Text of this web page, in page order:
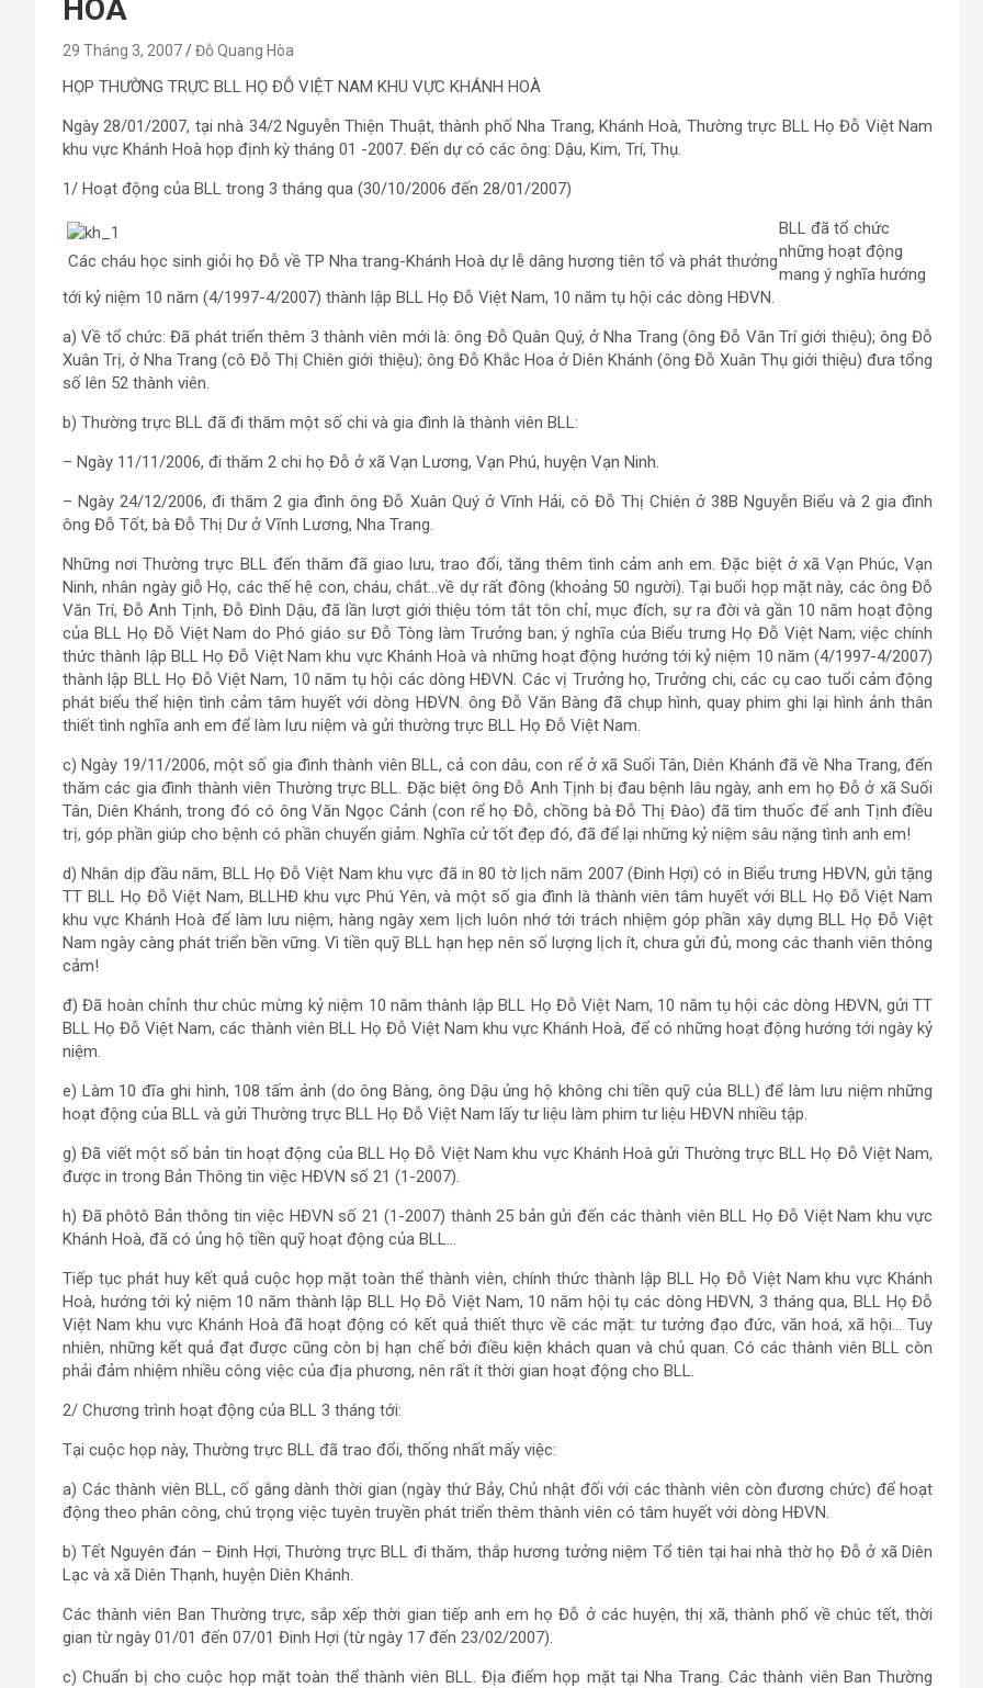
HOÀ
29 Tháng 3, 2007 Đỗ Quang Hòa
HỌP THƯỜNG TRỰC BLL HỌ ĐỖ VIỆT NAM KHU VỰC KHÁNH HOÀ
Ngày 28/01/2007, tại nhà 34/2 Nguyễn Thiện Thuật, thành phố Nha Trang, Khánh Hoà, Thường trực BLL Họ Đỗ Việt Nam
khu vực Khánh Hoà họp định kỳ tháng 01 -2007. Đến dự có các ông: Dậu, Kim, Trí, Thụ.
1/ Hoạt động của BLL trong 3 tháng qua (30/10/2006 đến 28/01/2007)
Các cháu học sinh giỏi họ Đỗ về TP Nha trang-Khánh Hoà dự lễ dâng hương tiên tổ và phát thưởng
BLL đã tổ chức
những hoạt động
mang ý nghĩa hướng
tới kỷ niệm 10 năm (4/1997-4/2007) thành lập BLL Họ Đỗ Việt Nam, 10 năm tụ hội các dòng HĐVN.
a) Về tổ chức: Đã phát triển thêm 3 thành viên mới là: ông Đỗ Quân Quý, ở Nha Trang (ông Đỗ Văn Trí giới thiệu); ông Đỗ
Xuân Trị, ở Nha Trang (cô Đỗ Thị Chiên giới thiệu); ông Đỗ Khắc Hoa ở Diên Khánh (ông Đỗ Xuân Thụ giới thiệu) đưa tổng
số lên 52 thành viên.
b) Thường trực BLL đã đi thăm một số chi và gia đình là thành viên BLL:
– Ngày 11/11/2006, đi thăm 2 chi họ Đỗ ở xã Vạn Lương, Vạn Phú, huyện Vạn Ninh.
– Ngày 24/12/2006, đi thăm 2 gia đình ông Đỗ Xuân Quý ở Vĩnh Hải, cô Đỗ Thị Chiên ở 38B Nguyễn Biểu và 2 gia đình
ông Đỗ Tốt, bà Đỗ Thị Dư ở Vĩnh Lương, Nha Trang.
Những nơi Thường trực BLL đến thăm đã giao lưu, trao đổi, tăng thêm tình cảm anh em. Đặc biệt ở xã Vạn Phúc, Vạn
Ninh, nhân ngày giỗ Họ, các thế hệ con, cháu, chắt…về dự rất đông (khoảng 50 người). Tại buổi họp mặt này, các ông Đỗ
Văn Trí, Đỗ Anh Tịnh, Đỗ Đình Dậu, đã lần lượt giới thiệu tóm tắt tôn chỉ, mục đích, sự ra đời và gần 10 năm hoạt động
của BLL Họ Đỗ Việt Nam do Phó giáo sư Đỗ Tòng làm Trưởng ban; ý nghĩa của Biểu trưng Họ Đỗ Việt Nam; việc chính
thức thành lập BLL Họ Đỗ Việt Nam khu vực Khánh Hoà và những hoạt động hướng tới kỷ niệm 10 năm (4/1997-4/2007)
thành lập BLL Họ Đỗ Việt Nam, 10 năm tụ hội các dòng HĐVN. Các vị Trưởng họ, Trưởng chi, các cụ cao tuổi cảm động
phát biểu thể hiện tình cảm tâm huyết với dòng HĐVN. ông Đỗ Văn Bàng đã chụp hình, quay phim ghi lại hình ảnh thân
thiết tình nghĩa anh em để làm lưu niệm và gửi thường trực BLL Họ Đỗ Việt Nam.
c) Ngày 19/11/2006, một số gia đình thành viên BLL, cả con dâu, con rể ở xã Suối Tân, Diên Khánh đã về Nha Trang, đến
thăm các gia đình thành viên Thường trực BLL. Đặc biệt ông Đỗ Anh Tịnh bị đau bệnh lâu ngày, anh em họ Đỗ ở xã Suối
Tân, Diên Khánh, trong đó có ông Văn Ngọc Cảnh (con rể họ Đỗ, chồng bà Đỗ Thị Đào) đã tìm thuốc để anh Tịnh điều
trị, góp phần giúp cho bệnh có phần chuyển giảm. Nghĩa cử tốt đẹp đó, đã để lại những kỷ niệm sâu nặng tình anh em!
d) Nhân dịp đầu năm, BLL Họ Đỗ Việt Nam khu vực đã in 80 tờ lịch năm 2007 (Đinh Hợi) có in Biểu trưng HĐVN, gửi tặng
TT BLL Họ Đỗ Việt Nam, BLLHĐ khu vực Phú Yên, và một số gia đình là thành viên tâm huyết với BLL Họ Đỗ Việt Nam
khu vực Khánh Hoà để làm lưu niệm, hàng ngày xem lịch luôn nhớ tới trách nhiệm góp phần xây dựng BLL Họ Đỗ Việt
Nam ngày càng phát triển bền vững. Vì tiền quỹ BLL hạn hẹp nên số lượng lịch ít, chưa gửi đủ, mong các thanh viên thông
cảm!
đ) Đã hoàn chỉnh thư chúc mừng kỷ niệm 10 năm thành lập BLL Họ Đỗ Việt Nam, 10 năm tụ hội các dòng HĐVN, gửi TT
BLL Họ Đỗ Việt Nam, các thành viên BLL Họ Đỗ Việt Nam khu vực Khánh Hoà, để có những hoạt động hướng tới ngày kỷ
niệm.
e) Làm 10 đĩa ghi hình, 108 tấm ảnh (do ông Bàng, ông Dậu ủng hộ không chi tiền quỹ của BLL) để làm lưu niệm những
hoạt động của BLL và gửi Thường trực BLL Họ Đỗ Việt Nam lấy tư liệu làm phim tư liệu HĐVN nhiều tập.
g) Đã viết một số bản tin hoạt động của BLL Họ Đỗ Việt Nam khu vực Khánh Hoà gửi Thường trực BLL Họ Đỗ Việt Nam,
được in trong Bản Thông tin việc HĐVN số 21 (1-2007).
h) Đã phôtô Bản thông tin việc HĐVN số 21 (1-2007) thành 25 bản gửi đến các thành viên BLL Họ Đỗ Việt Nam khu vực
Khánh Hoà, đã có ủng hộ tiền quỹ hoạt động của BLL…
Tiếp tục phát huy kết quả cuộc họp mặt toàn thể thành viên, chính thức thành lập BLL Họ Đỗ Việt Nam khu vực Khánh
Hoà, hướng tới kỷ niệm 10 năm thành lập BLL Họ Đỗ Việt Nam, 10 năm hội tụ các dòng HĐVN, 3 tháng qua, BLL Họ Đỗ
Việt Nam khu vực Khánh Hoà đã hoạt động có kết quả thiết thực về các mặt: tư tưởng đạo đức, văn hoá, xã hội… Tuy
nhiên, những kết quả đạt được cũng còn bị hạn chế bởi điều kiện khách quan và chủ quan. Có các thành viên BLL còn
phải đảm nhiệm nhiều công việc của địa phương, nên rất ít thời gian hoạt động cho BLL.
2/ Chương trình hoạt động của BLL 3 tháng tới:
Tại cuộc họp này, Thường trực BLL đã trao đổi, thống nhất mấy việc:
a) Các thành viên BLL, cố gắng dành thời gian (ngày thứ Bảy, Chủ nhật đối với các thành viên còn đương chức) để hoạt
động theo phân công, chú trọng việc tuyên truyền phát triển thêm thành viên có tâm huyết với dòng HĐVN.
b) Tết Nguyên đán – Đinh Hợi, Thường trực BLL đi thăm, thắp hương tưởng niệm Tổ tiên tại hai nhà thờ họ Đỗ ở xã Diên
Lạc và xã Diên Thạnh, huyện Diên Khánh.
Các thành viên Ban Thường trực, sắp xếp thời gian tiếp anh em họ Đỗ ở các huyện, thị xã, thành phố về chúc tết, thời
gian từ ngày 01/01 đến 07/01 Đinh Hợi (từ ngày 17 đến 23/02/2007).
c) Chuẩn bị cho cuộc họp mặt toàn thể thành viên BLL. Địa điểm họp mặt tại Nha Trang. Các thành viên Ban Thường